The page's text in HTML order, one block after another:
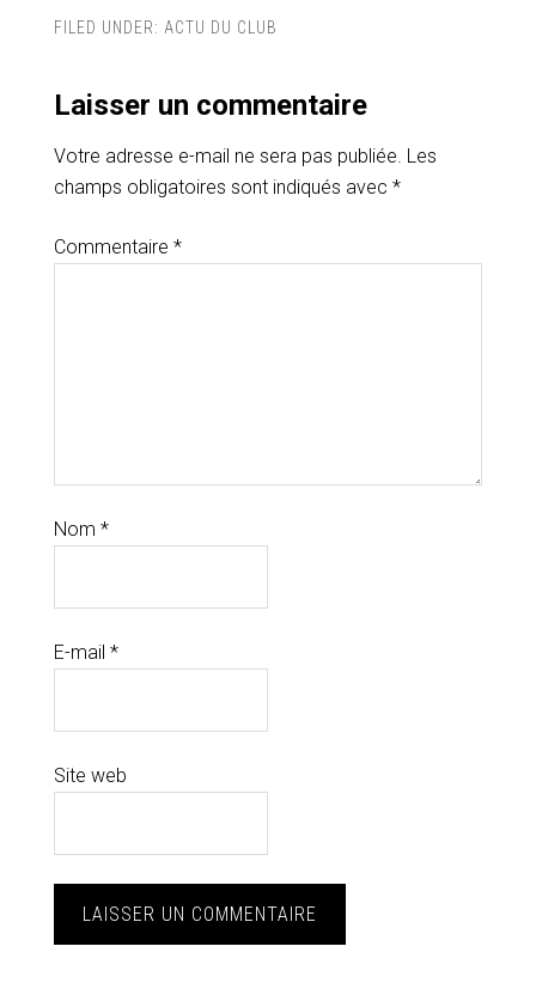
FILED UNDER: ACTU DU CLUB
Laisser un commentaire
Votre adresse e-mail ne sera pas publiée. Les
champs obligatoires sont indiqués avec *
Commentaire *
Nom *
E-mail *
Site web